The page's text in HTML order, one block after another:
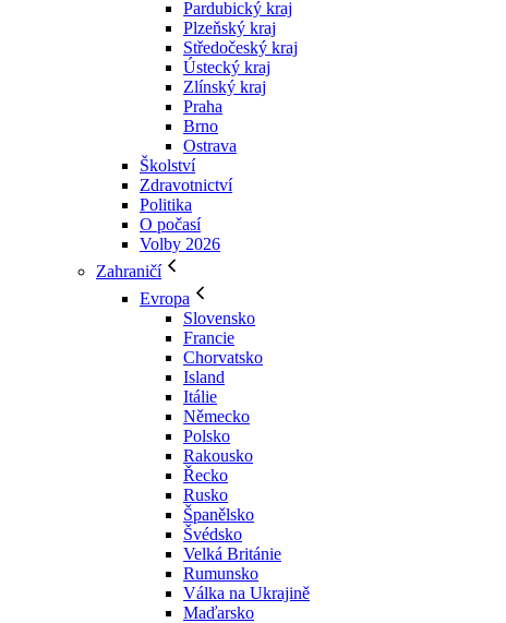
Pardubický kraj
Plzeňský kraj
Středočeský kraj
Ústecký kraj
Zlínský kraj
Praha
Brno
Ostrava
Školství
Zdravotnictví
Politika
O počasí
Volby 2026
Zahraničí
Evropa
Slovensko
Francie
Chorvatsko
Island
Itálie
Německo
Polsko
Rakousko
Řecko
Rusko
Španělsko
Švédsko
Velká Británie
Rumunsko
Válka na Ukrajině
Maďarsko